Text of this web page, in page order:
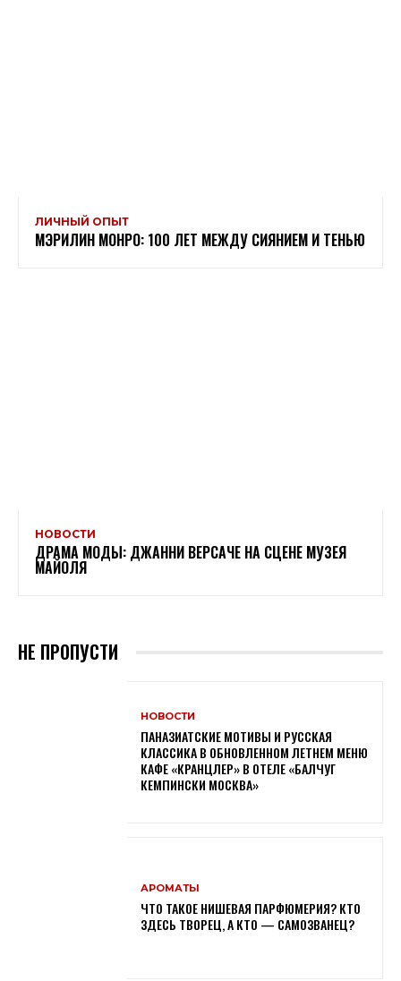
ЛИЧНЫЙ ОПЫТ
МЭРИЛИН МОНРО: 100 ЛЕТ МЕЖДУ СИЯНИЕМ И ТЕНЬЮ
НОВОСТИ
ДРАМА МОДЫ: ДЖАННИ ВЕРСАЧЕ НА СЦЕНЕ МУЗЕЯ
МАЙОЛЯ
НЕ ПРОПУСТИ
НОВОСТИ
ПАНАЗИАТСКИЕ МОТИВЫ И РУССКАЯ
КЛАССИКА В ОБНОВЛЕННОМ ЛЕТНЕМ МЕНЮ
КАФЕ «КРАНЦЛЕР» В ОТЕЛЕ «БАЛЧУГ
КЕМПИНСКИ МОСКВА»
АРОМАТЫ
ЧТО ТАКОЕ НИШЕВАЯ ПАРФЮМЕРИЯ? КТО
ЗДЕСЬ ТВОРЕЦ, А КТО — САМОЗВАНЕЦ?